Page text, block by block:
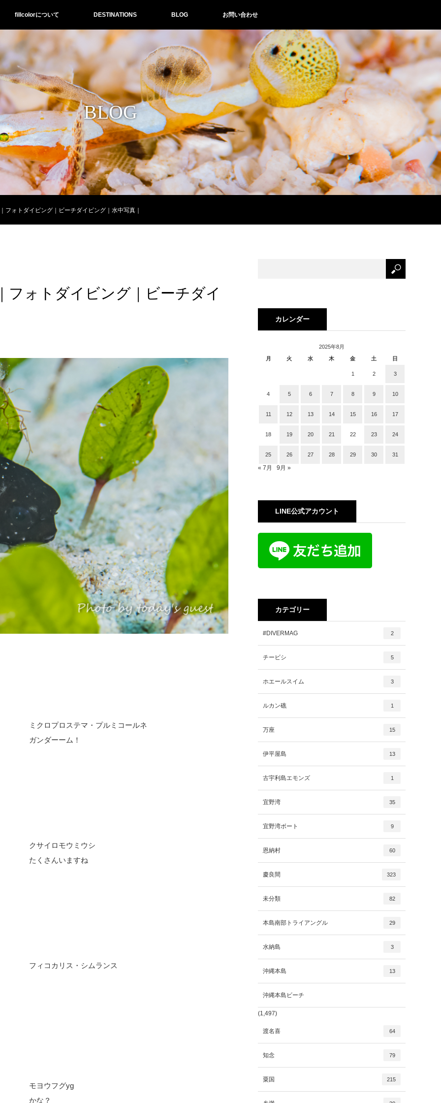
fillcolorについて DESTINATIONS BLOG お問い合わせ
BLOG
フォトダイビング｜ビーチダイビング｜水中写真｜
フォトダイビング｜ビーチダイ
ミクロプロステマ・プルミコールネ
ガンダーーム！
クサイロモウミウシ
たくさんいますね
フィコカリス・シムランス
モヨウフグyg
かな？
カレンダー
2025年8月
月
火 水 木 金 土 日
1 2 3
4 5 6 7 8 9 10
11 12 13 14 15 16 17
18 19 20 21 22 23 24
25 26 27 28 29 30 31
« 7月 9月 »
LINE公式アカウント
カテゴリー
#DIVERMAG 2
チービシ 5
ホエールスイム 3
ルカン礁 1
万座 15
伊平屋島 13
古宇利島エモンズ 1
宜野湾 35
宜野湾ボート 9
恩納村 60
慶良間 323
未分類 82
本島南部トライアングル 29
水納島 3
沖縄本島 13
沖縄本島ビーチ
(1,497)
渡名喜 64
知念 79
粟国 215